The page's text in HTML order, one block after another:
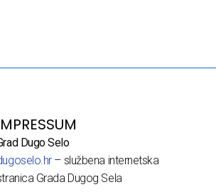
Dugo Selo
– službena internetska
Grada Dugog Sela